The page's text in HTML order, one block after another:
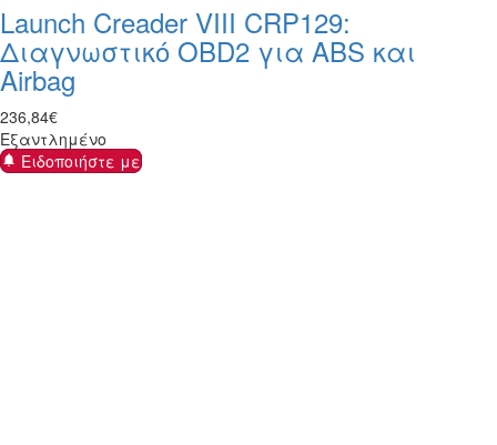
Launch Creader VIII CRP129:
Διαγνωστικό OBD2 για ABS και
Airbag
236,84€
Εξαντλημένο
Ειδοποιήστε με